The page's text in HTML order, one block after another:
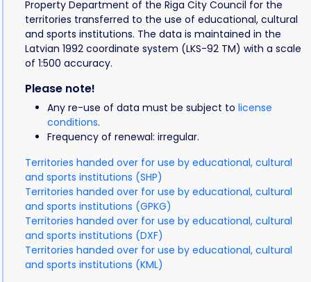
Property Department of the Riga City Council for the
territories transferred to the use of educational, cultural
and sports institutions. The data is maintained in the
Latvian 1992 coordinate system (LKS-92 TM) with a scale
of 1:500 accuracy.
Please note!
Any re-use of data must be subject to license
conditions.
Frequency of renewal: irregular.
Territories handed over for use by educational, cultural
and sports institutions (SHP)
Territories handed over for use by educational, cultural
and sports institutions (GPKG)
Territories handed over for use by educational, cultural
and sports institutions (DXF)
Territories handed over for use by educational, cultural
and sports institutions (KML)